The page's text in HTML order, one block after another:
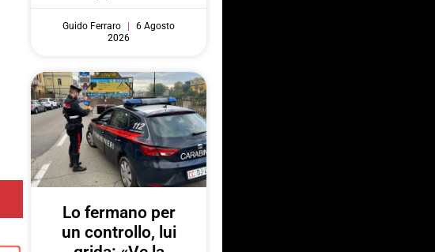
Guido Ferraro
6 Agosto
2026
Lo fermano per
un controllo, lui